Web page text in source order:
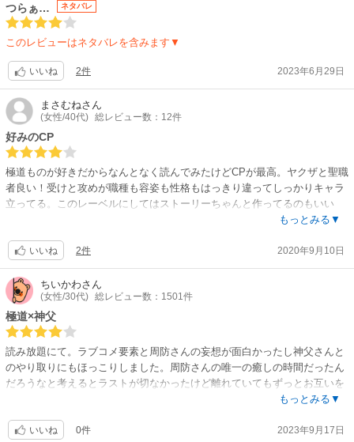
つらぁ… ネタバレ
このレビューはネタバレを含みます▼
いいね 2件 2023年6月29日
まさむねさん
(女性/40代) 総レビュー数：12件
好みのCP
極道ものが好きだからなんとなく読んでみたけどCPが最高。ヤクザと聖職
者良い！受けと攻めが職種も容姿も性格もはっきり違ってしっかりキャラ
立ってる。このレーベルにしてはストーリーちゃんと作ってるのもいい
ね。そのぶんエロシーンは少ないけど内容が濃いから満足。続きにも期
もっとみる▼
いいね 2件 2020年9月10日
ちいかわさん
(女性/30代) 総レビュー数：1501件
極道×神父
読み放題にて。ラブコメ要素と周防さんの妄想が面白かったし神父さんと
のやり取りにもほっこりしました。周防さんの唯一の癒しの時間だったん
だろうなと考えるとラストが切なかったけど離れていてもずっとお互いを
もっとみる▼
いいね 0件 2023年9月17日